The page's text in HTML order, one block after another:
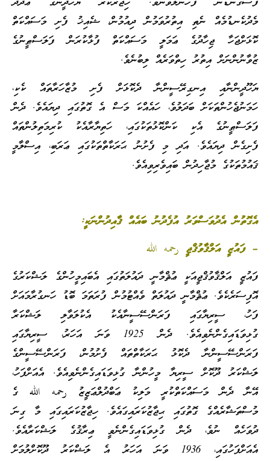
މެދުކެނޑުމެއް ނެތި އިތުރުވަމުން ދިއުމުން، ޝެއިޚު ފެށި މަސައްކަތް
ކޮޅަށްޖަހާ ޖިހާދުގެ ޢަމަލީ މަސައްކަތް ފުޅާކުރަން ފަލަސްޠީނުގެ
ޒުވާނުންނަށް އިތުރު ހިތްވަރެއް ލިބުނެވެ.
ޔަހޫދީންނާއި އިނގިރޭސީންނާ ދެކޮޅަށް ފެށި މުޒާހަރާތައް ކެކި،
ހަމަނުޖެހުންތަކަށް ބަދަލުވެ، ހައެއްކަ މަސް އެ ގޮތުގައި ދިޔައެވެ. ދެން
ފަލަސްޠީނުގެ އެކި ކަންކޮޅުތަކުގައި، ހަތިޔާރާއެކު ކުރިމަތިލުންތައް
ފެށިގެން ދިޔައެވެ. އަދި މި ފެށުނު ޙަރަކާތްތަކުގައި ޢަރަބި، އިސްލާމީ
ޤައުމުތަކުގެ މުޖާހިދުން ބައިވެރިވިއެވެ.
އެގޮތުން އެދުވަސްވަރު އުފެދުނު ބައެއް ޤާއިދުންނަކީ:
– ފައުޒީ އަލްޤާވުޤްޖީ رحمه الله
ފައުޒީ އަލްޤާވުޤްޖީއަކީ ޢުޘްމާނީ ދައުލަތުގައި އެބައިމީހުންގެ ލަޝްކަރުގެ
އޮފިސަރެކެވެ. ޢުޘްމާނީ ދައުލަތް ވެއްޓުމުން ފުރަތަމަ ބޮޑު ހަނގުރާމައަށް
ފަހު، ސީރިޔާގައި ފަރަންސޭސީނާއެކު އެކުލަވާލި ލަޝްކަރާ
ގުޅިވަޑައިގެންނެވިއެވެ. ދެން 1925 ވަނަ އަހަރު، ސީރިޔާގައި
ފަރަންސޭސީންނާ ދެކޮޅު ޙަރަކާތްތައް ފެށުމުން، ފަރަންސޭސީންގެ
ލަޝްކަރު ދޫކޮށް ސީރިޔާ މީހުންނާ ގުޅިވަޑައިގެންނެވިއެވެ. އެއަށްފަހު،
އޭނާ ދެން މަސައްކަތްކުރީ މަލިކު ޢަބްދުލްޢަޒީޒު رحمه الله ގެ
މުސްތަޝާރެއްގެ ގޮތުގައި ޙިޖާޒުކަރައިގައެވެ. ހިޖާޒުކަރައިގައި މާ ގިނަ
ދުވަހެއް ނުވެ، ދެން ގުޅިވަޑައިގެންނެވީ ޢިރާޤުގެ ލަޝްކަރާއެވެ.
އެއަށްފަހުގައި، 1936 ވަނަ އަހަރު އެ ލަޝްކަރު ދޫކޮށްލުމަށް